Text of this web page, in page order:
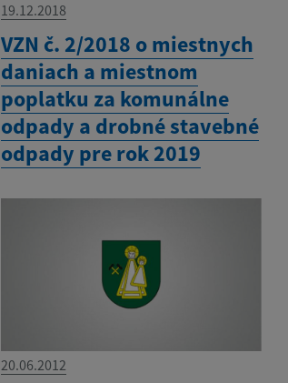
19.12.2018
VZN č. 2/2018 o miestnych
daniach a miestnom
poplatku za komunálne
odpady a drobné stavebné
odpady pre rok 2019
20.06.2012